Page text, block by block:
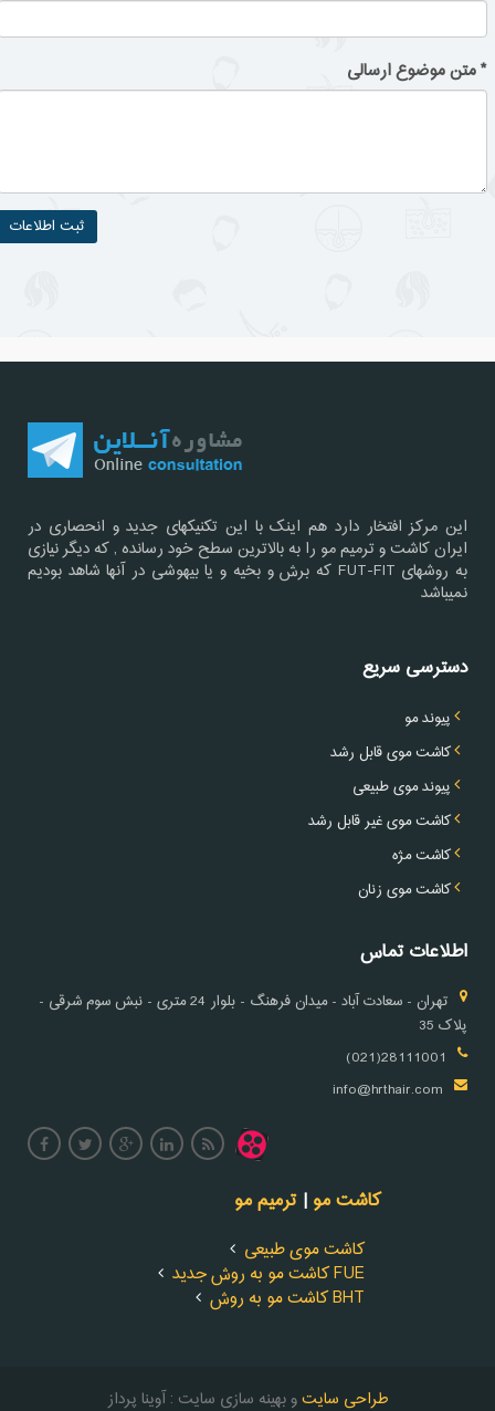
*متن موضوع ارسالی
این مرکز افتخار دارد هم اینک با این تکنیکهای جدید و انحصاری در
ایران کاشت و ترمیم مو را به بالاترین سطح خود رسانده , که دیگر نیازی
به روشهای FUT-FIT که برش و بخیه و یا بیهوشی در آنها شاهد بودیم
نمیباشد
دسترسی سریع
پیوند مو
کاشت موی قابل رشد
پیوند موی طبیعی
کاشت موی غیر قابل رشد
کاشت مژه
کاشت موی زنان
اطلاعات تماس
تهران - سعادت آباد - میدان فرهنگ - بلوار 24 متری - نبش سوم شرقی -
پلاک 35
28111001(021)
info@hrthair.com
کاشت مو | ترمیم مو
کاشت موی طبیعی
کاشت مو به روش جدید FUE
کاشت مو به روش BHT
طراحی سایتو بهینه سازی سایت : آوینا پرداز